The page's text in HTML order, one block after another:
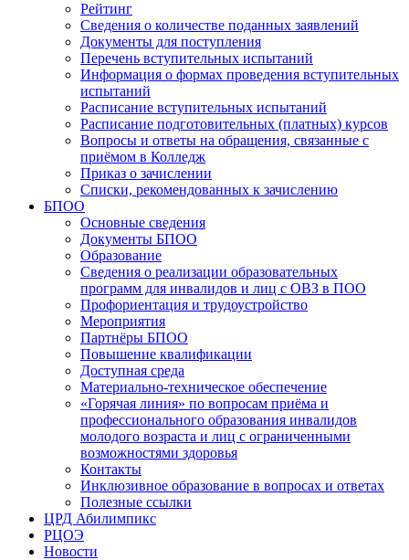
Рейтинг
Сведения о количестве поданных заявлений
Документы для поступления
Перечень вступительных испытаний
Информация о формах проведения вступительных
испытаний
Расписание вступительных испытаний
Расписание подготовительных (платных) курсов
Вопросы и ответы на обращения, связанные с
приёмом в Колледж
Приказ о зачислении
Списки, рекомендованных к зачислению
БПОО
Основные сведения
Документы БПОО
Образование
Сведения о реализации образовательных
программ для инвалидов и лиц с ОВЗ в ПОО
Профориентация и трудоустройство
Мероприятия
Партнёры БПОО
Повышение квалификации
Доступная среда
Материально-техническое обеспечение
«Горячая линия» по вопросам приёма и
профессионального образования инвалидов
молодого возраста и лиц с ограниченными
возможностями здоровья
Контакты
Инклюзивное образование в вопросах и ответах
Полезные ссылки
ЦРД Абилимпикс
РЦОЭ
Новости